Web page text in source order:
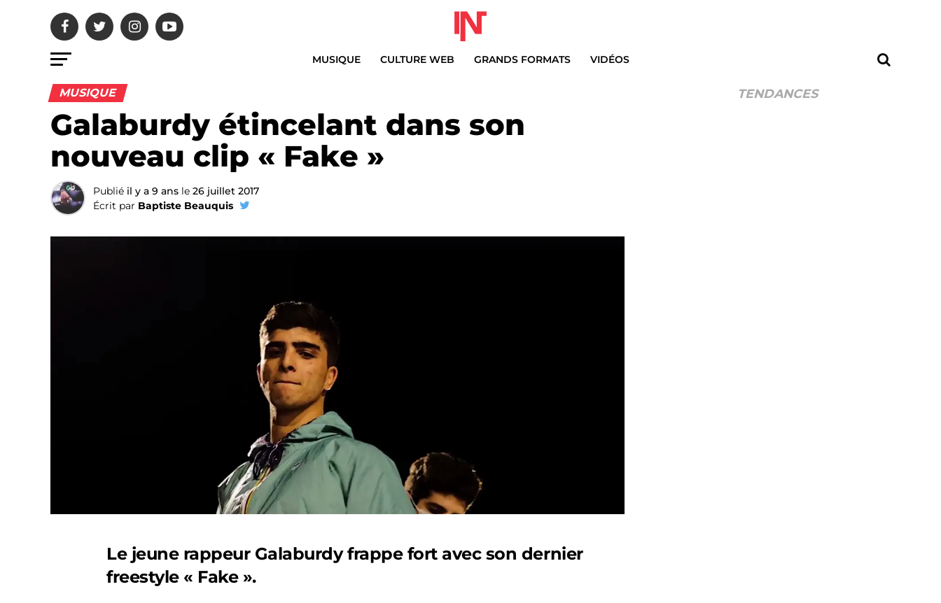
MUSIQUE CULTURE WEB GRANDS FORMATS VIDÉOS
MUSIQUE
Galaburdy étincelant dans son
nouveau clip « Fake »
Publié il y a 9 ans le 26 juillet 2017
Écrit par Baptiste Beauquis
Le jeune rappeur Galaburdy frappe fort avec son dernier
freestyle « Fake ».
TENDANCES